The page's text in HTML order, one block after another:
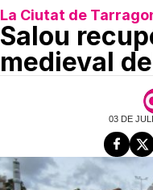
La Ciutat de
Salou
medieval
03 DE